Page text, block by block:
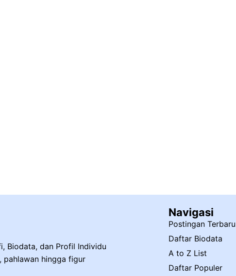
Biodata, dan Profil Individu
pahlawan hingga figur
Navigasi
Postingan Terbaru
Daftar Biodata
A to Z List
Daftar Populer